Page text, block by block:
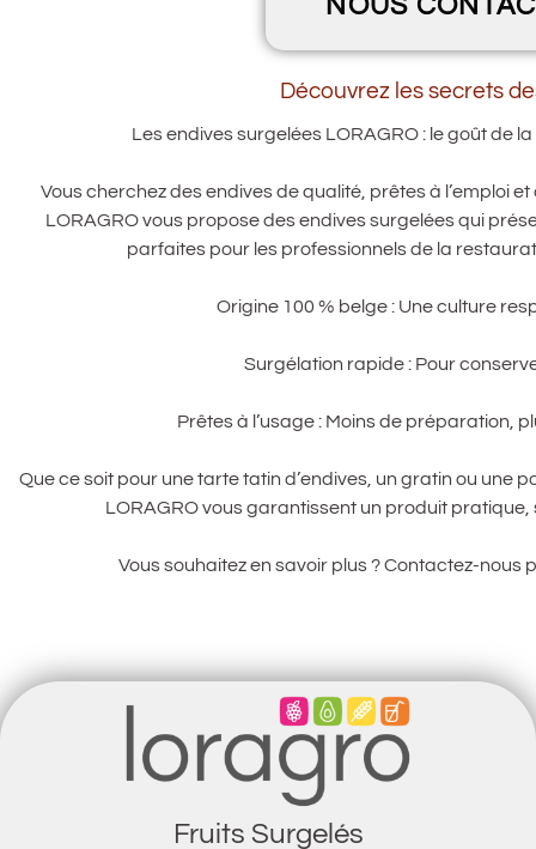
NOUS
Découvrez les secrets
Les endives surgelées LORAGRO : le goût de
Vous cherchez des endives de qualité, prêtes à l’emploi
LORAGRO vous propose des endives surgelées qui
parfaites pour les professionnels de la
Origine 100 % belge : Une culture
Surgélation rapide : Pour
Prêtes à l’usage : Moins de préparation,
Que ce soit pour une tarte tatin d’endives, un gratin ou une
LORAGRO vous garantissent un produit
Vous souhaitez en savoir plus ? Contactez-nous
Fruits Surgelés